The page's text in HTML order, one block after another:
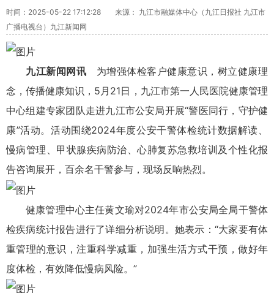
时间：2025-05-22 17:12:28
来源： 九江市融媒体中心（九江日报社 九江市
广播电视台）九江新闻网
九江新闻网讯 为增强体检客户健康意识，树立健康理
念，传播健康知识，5月21日，九江市第一人民医院健康管理
中心组建专家团队走进九江市公安局开展“警医同行，守护健
康”活动。活动围绕2024年度公安干警体检统计数据解读、
慢病管理、甲状腺疾病防治、心肺复苏急救培训及个性化报
告咨询展开，百余名干警参与，现场反响热烈。
健康管理中心主任黄文瑜对2024年市公安局全局干警体
检疾病统计报告进行了详细分析说明。她表示：“大家要有体
重管理的意识，注重科学减重，加强生活方式干预，做好年
度体检，有效降低慢病风险。”